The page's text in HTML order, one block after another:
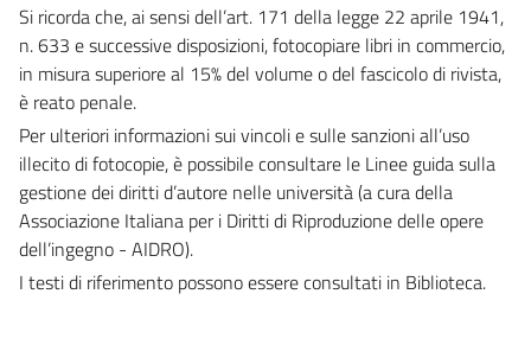
Si ricorda che, ai sensi dell’art. 171 della legge 22 aprile 1941,
n. 633 e successive disposizioni, fotocopiare libri in commercio,
in misura superiore al 15% del volume o del fascicolo di rivista,
è reato penale.
Per ulteriori informazioni sui vincoli e sulle sanzioni all’uso
illecito di fotocopie, è possibile consultare le Linee guida sulla
gestione dei diritti d’autore nelle università (a cura della
Associazione Italiana per i Diritti di Riproduzione delle opere
dell’ingegno - AIDRO).
I testi di riferimento possono essere consultati in Biblioteca.